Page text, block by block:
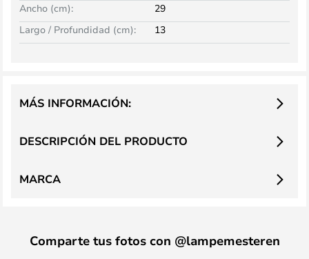
Ancho (cm):
29
Largo / Profundidad (cm):
13
DESCRIPCIÓN DEL PRODUCTO
MÁS INFORMACIÓN:
MARCA
Comparte tus fotos con @lampemesteren